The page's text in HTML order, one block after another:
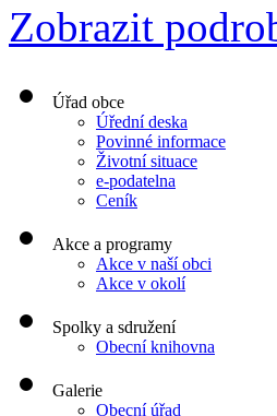
Zobrazit
Úřad obce
Úřední deska
Povinné informace
Životní situace
e-podatelna
Ceník
Akce a programy
Akce v naší obci
Akce v okolí
Spolky a sdružení
Obecní knihovna
Galerie
Obecní úřad